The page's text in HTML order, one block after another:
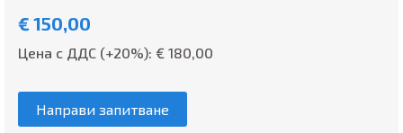
€ 150,00
Цена с ДДС (+20%): € 180,00
Направи запитване